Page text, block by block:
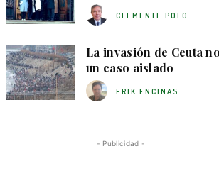
CLEMENTE POLO
La invasión de Ceuta
un caso aislado
ERIK ENCINAS
- Publicidad -